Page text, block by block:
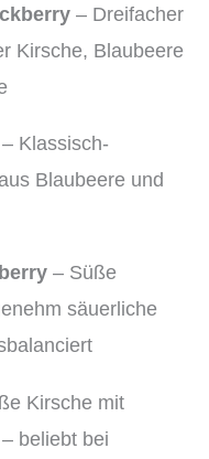
– Dreifacher
Kirsche, Blaubeere
– Klassisch-
Blaubeere und
– Süße
säuerliche
Kirsche mit
beliebt bei